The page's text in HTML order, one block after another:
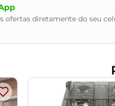
55 polegadas na bancada.
37mm.
manual de
macio e seco. Não utilize
ofertas diretamente do seu